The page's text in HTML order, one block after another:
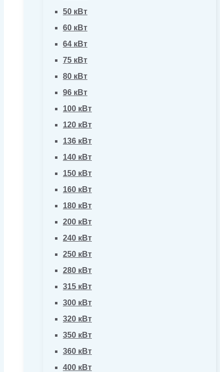
50 кВт
60 кВт
64 кВт
75 кВт
80 кВт
96 кВт
100 кВт
120 кВт
136 кВт
140 кВт
150 кВт
160 кВт
180 кВт
200 кВт
240 кВт
250 кВт
280 кВт
315 кВт
300 кВт
320 кВт
350 кВт
360 кВт
400 кВт